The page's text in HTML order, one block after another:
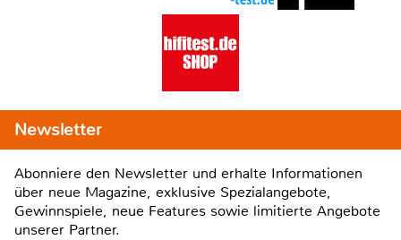
Newsletter
Abonniere den Newsletter und erhalte Informationen
über neue Magazine, exklusive Spezialangebote,
Gewinnspiele, neue Features sowie limitierte Angebote
unserer Partner.